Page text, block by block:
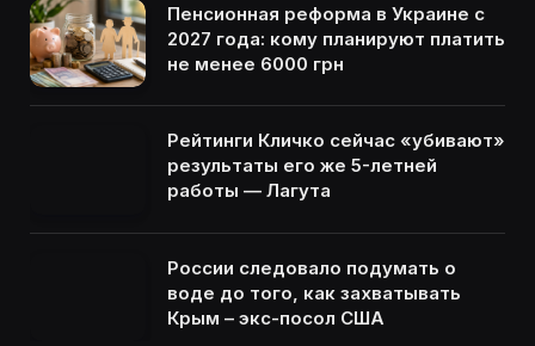
Пенсионная реформа в Украине с
2027 года: кому планируют платить
не менее 6000 грн
Рейтинги Кличко сейчас «убивают»
результаты его же 5-летней
работы — Лагута
России следовало подумать о
воде до того, как захватывать
Крым – экс-посол США